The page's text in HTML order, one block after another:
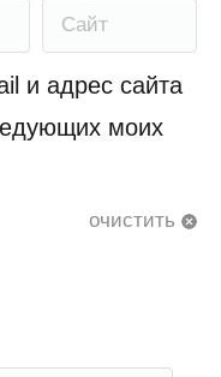
Сайт
и адрес сайта
моих
очистить